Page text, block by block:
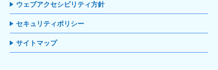
ウェブアクセシビリティ方針
セキュリティポリシー
サイトマップ